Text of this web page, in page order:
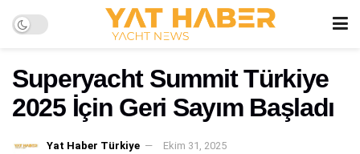
Superyacht Summit Türkiye
2025 İçin Geri Sayım Başladı
Yat Haber Türkiye Ekim 31, 2025